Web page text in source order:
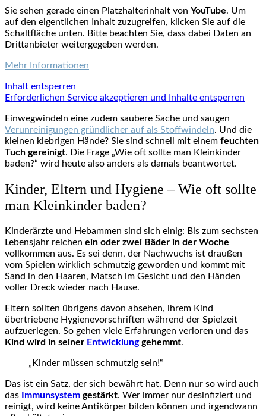
Sie sehen gerade einen Platzhalterinhalt von YouTube. Um
auf den eigentlichen Inhalt zuzugreifen, klicken Sie auf die
Schaltfläche unten. Bitte beachten Sie, dass dabei Daten an
Drittanbieter weitergegeben werden.
Mehr Informationen
Inhalt entsperren
Erforderlichen Service akzeptieren und Inhalte entsperren
Einwegwindeln eine zudem saubere Sache und saugen
Verunreinigungen gründlicher auf als Stoffwindeln. Und die
kleinen klebrigen Hände? Sie sind schnell mit einem feuchten
Tuch gereinigt. Die Frage „Wie oft sollte man Kleinkinder
baden?“ wird heute also anders als damals beantwortet.
Kinder, Eltern und Hygiene – Wie oft sollte
man Kleinkinder baden?
Kinderärzte und Hebammen sind sich einig: Bis zum sechsten
Lebensjahr reichen ein oder zwei Bäder in der Woche
vollkommen aus. Es sei denn, der Nachwuchs ist draußen
vom Spielen wirklich schmutzig geworden und kommt mit
Sand in den Haaren, Matsch im Gesicht und den Händen
voller Dreck wieder nach Hause.
Eltern sollten übrigens davon absehen, ihrem Kind
übertriebene Hygienevorschriften während der Spielzeit
aufzuerlegen. So gehen viele Erfahrungen verloren und das
Kind wird in seiner Entwicklunggehemmt.
„Kinder müssen schmutzig sein!“
Das ist ein Satz, der sich bewährt hat. Denn nur so wird auch
das
Immunsystem gestärkt. Wer immer nur desinfiziert und
reinigt, wird keine Antikörper bilden können und irgendwann